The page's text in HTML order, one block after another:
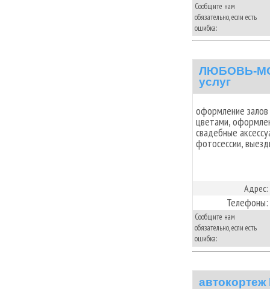
Сообщите нам
обязательно, если есть
ошибка:
ЛЮБОВЬ-
услуг
оформление
цветами,
свадебные
фотосессии,
Адрес:
Телефоны:
Сообщите нам
обязательно, если есть
ошибка:
автокортеж